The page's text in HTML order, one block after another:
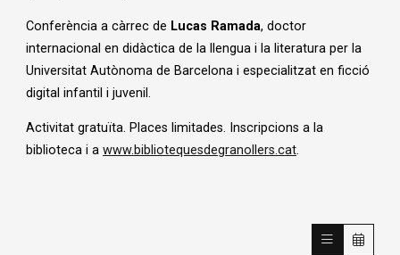
Conferència a càrrec de Lucas Ramada, doctor
internacional en didàctica de la llengua i la literatura per la
Universitat Autònoma de Barcelona i especialitzat en ficció
digital infantil i juvenil.
Activitat gratuïta. Places limitades. Inscripcions a la
biblioteca i a www.bibliotequesdegranollers.cat.